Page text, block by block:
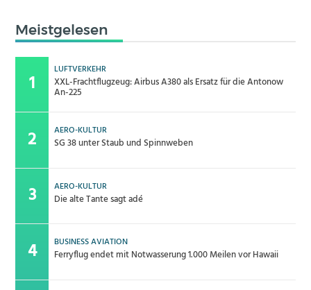
Meistgelesen
LUFTVERKEHR
XXL-Frachtflugzeug: Airbus A380 als Ersatz für die Antonow
An-225
AERO-KULTUR
SG 38 unter Staub und Spinnweben
AERO-KULTUR
Die alte Tante sagt adé
BUSINESS AVIATION
Ferryflug endet mit Notwasserung 1.000 Meilen vor Hawaii